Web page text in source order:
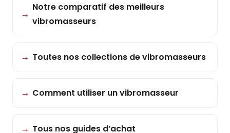
→
Notre comparatif des meilleurs
vibromasseurs
→ Toutes nos collections de vibromasseurs
→ Comment utiliser un vibromasseur
→ Tous nos guides d’achat